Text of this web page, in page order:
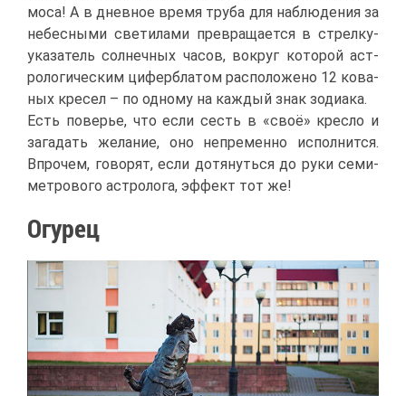
мо­са! А в днев­ное вре­мя тру­ба для на­блю­де­ния за
небес­ны­ми све­ти­лами пре­вра­ща­ет­ся в стрел­ку-
ука­за­тель сол­неч­ных ча­сов, во­круг ко­то­рой аст­
ро­ло­ги­че­ским ци­фер­бла­том рас­по­ло­же­но 12 ко­ва­
ных кре­сел – по од­но­му на каж­дый знак зо­ди­а­ка.
Есть по­ве­рье, что ес­ли сесть в «своё» крес­ло и
за­га­дать же­ла­ние, оно непре­мен­но ис­пол­нит­ся.
Впро­чем, го­во­рят, ес­ли до­тя­нуть­ся до ру­ки се­ми­
мет­ро­во­го аст­ро­ло­га, эф­фект тот же!
Огу­рец